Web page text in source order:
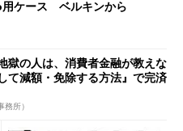
ケース ベルキンから
獄の人は、消費者金融が教えな
て減額・免除する方法』で完済
所）